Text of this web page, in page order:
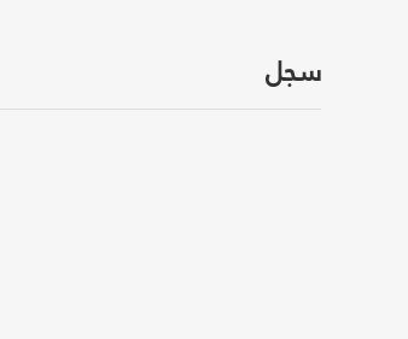
سجل